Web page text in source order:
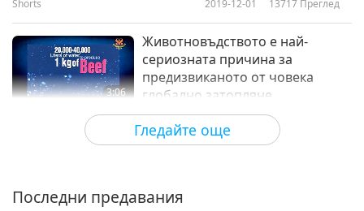
Гледайте още
Shorts 2019-12-01 13717 Преглед
3:06
Животновъдството е най-
сериозната причина за
предизвиканото от човека
глобално затопляне
2019-11-18 7795
2:02
Последни предавания